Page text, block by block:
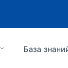
База